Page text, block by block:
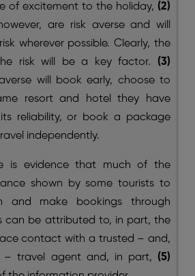
of excitement to the holiday, (2)
are risk averse and will
wherever possible. Clearly, the
risk will be a key factor. (3)
averse will book early, choose to
resort and hotel they have
reliability, or book a package
independently.
is evidence that much of the
shown by some tourists to
and make bookings through
can be attributed to, in part, the
contact with a trusted – and,
– travel agent and, in part, (5)